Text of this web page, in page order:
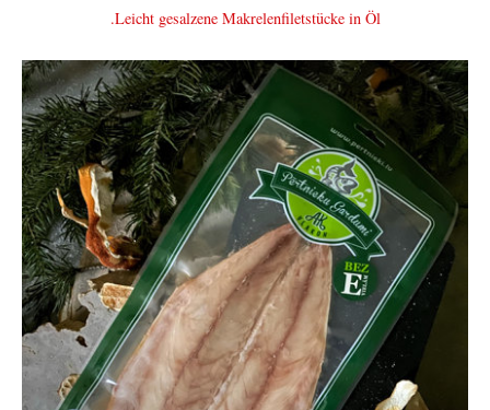
.Leicht gesalzene Makrelenfiletstücke in Öl